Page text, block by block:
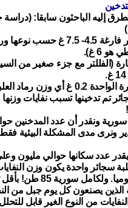
إليه الباحثون سابقا:
يبلغ وزن علبة السجائر فارغة 4.5-
6 غ).
رماد العلبة 2 غ.
ونرى مدى المشكلة البيئية فقط
عدد سكانها حوالي مليون
سجائر واحدة يكون وزن
يصنعون كل يوم جبل من